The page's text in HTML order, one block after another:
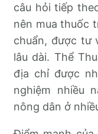
câu hỏi tiếp
nên mua thuốc
chuẩn, được tư
lâu dài. Thể
địa chỉ được
nghiệm nhiều
nông dân ở